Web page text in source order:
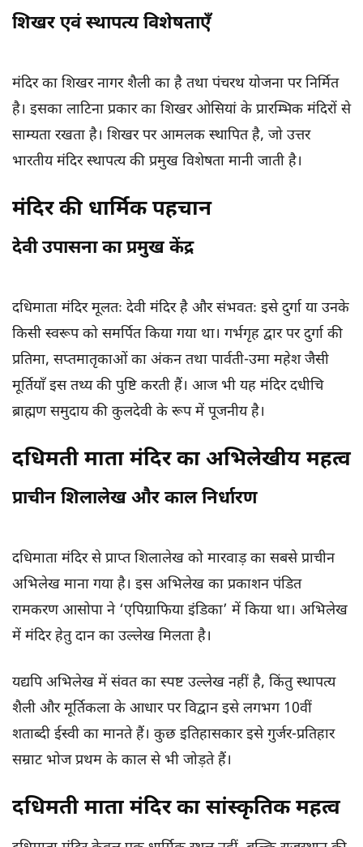
शिखर एवं स्थापत्य विशेषताएँ
मंदिर का शिखर नागर शैली का है तथा पंचरथ योजना पर निर्मित
है। इसका लाटिना प्रकार का शिखर ओसियां के प्रारम्भिक मंदिरों से
साम्यता रखता है। शिखर पर आमलक स्थापित है, जो उत्तर
भारतीय मंदिर स्थापत्य की प्रमुख विशेषता मानी जाती है।
मंदिर की धार्मिक पहचान
देवी उपासना का प्रमुख केंद्र
दधिमाता मंदिर मूलतः देवी मंदिर है और संभवतः इसे दुर्गा या उनके
किसी स्वरूप को समर्पित किया गया था। गर्भगृह द्वार पर दुर्गा की
प्रतिमा, सप्तमातृकाओं का अंकन तथा पार्वती-उमा महेश जैसी
मूर्तियाँ इस तथ्य की पुष्टि करती हैं। आज भी यह मंदिर दधीचि
ब्राह्मण समुदाय की कुलदेवी के रूप में पूजनीय है।
दधिमती माता मंदिर का अभिलेखीय महत्व
प्राचीन शिलालेख और काल निर्धारण
दधिमाता मंदिर से प्राप्त शिलालेख को मारवाड़ का सबसे प्राचीन
अभिलेख माना गया है। इस अभिलेख का प्रकाशन पंडित
रामकरण आसोपा ने ‘एपिग्राफिया इंडिका’ में किया था। अभिलेख
में मंदिर हेतु दान का उल्लेख मिलता है।
यद्यपि अभिलेख में संवत का स्पष्ट उल्लेख नहीं है, किंतु स्थापत्य
शैली और मूर्तिकला के आधार पर विद्वान इसे लगभग 10वीं
शताब्दी ईस्वी का मानते हैं। कुछ इतिहासकार इसे गुर्जर-प्रतिहार
सम्राट भोज प्रथम के काल से भी जोड़ते हैं।
दधिमती माता मंदिर का सांस्कृतिक महत्व